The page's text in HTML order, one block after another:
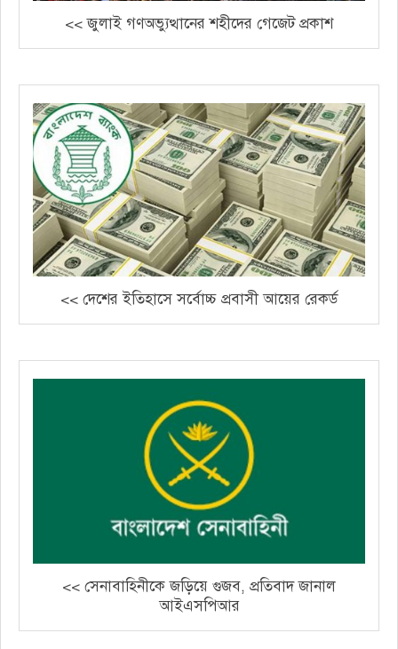
<< জুলাই গণঅভ্যুত্থানের শহীদের গেজেট প্রকাশ
<< দেশের ইতিহাসে সর্বোচ্চ প্রবাসী আয়ের রেকর্ড
<< সেনাবাহিনীকে জড়িয়ে গুজব, প্রতিবাদ জানাল
আইএসপিআর